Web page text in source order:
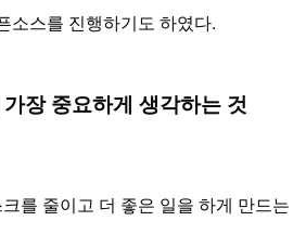
소스를 진행하기도 하였다.
장 중요하게 생각하는 것
를 줄이고 더 좋은 일을 하게 만드는